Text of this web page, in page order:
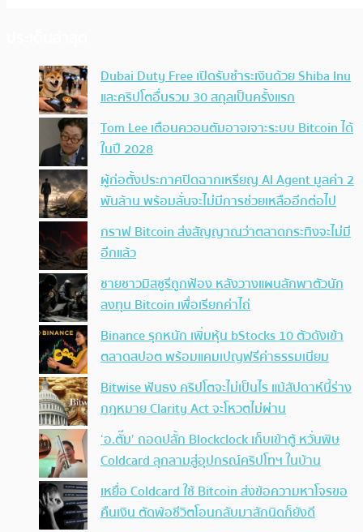
Dubai Duty Free เปิดรับชำระเงินด้วย Shiba Inu
และคริปโตอื่นรวม 30 สกุลเป็นครั้งแรก
Tom Lee เตือนควอนตัมอาจเจาะระบบ Bitcoin ได้
ในปี 2028
ผู้ก่อตั้งประกาศปิดฉากเหรียญ AI Agent มูลค่า 2
พันล้าน พร้อมลั่นจะไม่มีการช่วยเหลืออีกต่อไป
กราฟ Bitcoin ส่งสัญญาณว่าตลาดกระทิงจะไม่มี
อีกแล้ว
ชายชาวมิสซูรีถูกฟ้อง หลังวางแผนลักพาตัวนัก
ลงทุน Bitcoin เพื่อเรียกค่าไถ่
Binance รุกหนัก เพิ่มหุ้น bStocks 10 ตัวดังเข้า
ตลาดสปอต พร้อมแคมเปญฟรีค่าธรรมเนียม
Bitwise ฟันธง คริปโตจะไม่เป็นไร แม้สัปดาห์นี้ร่าง
กฎหมาย Clarity Act จะโหวตไม่ผ่าน
‘อ.ตั๊ม’ ถอดปลั้ก Blockclock เก็บเข้าตู้ หวั่นพิษ
Coldcard ลุกลามสู่อุปกรณ์คริปโทฯ ในบ้าน
เหยื่อ Coldcard ใช้ Bitcoin ส่งข้อความหาโจรขอ
คืนเงิน ตัดพ้อชีวิตโอนกลับมาสักนิดก็ยังดี